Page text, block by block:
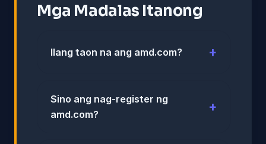
Mga Madalas Itanong
Ilang taon na ang amd.com?
Sino ang nag-register ng
amd.com?